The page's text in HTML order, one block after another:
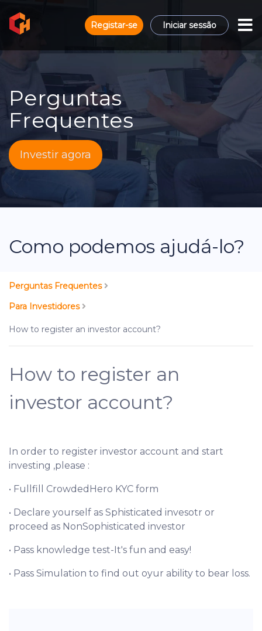
Registar-se Iniciar sessão
Perguntas
Frequentes
Investir agora
Como podemos ajudá-lo?
Perguntas Frequentes
Para Investidores
How to register an investor account?
How to register an
investor account?
In order to register investor account and start
investing ,please :
• Fullfill CrowdedHero KYC form
• Declare yourself as Sphisticated invesotr or
proceed as NonSophisticated investor
• Pass knowledge test-It's fun and easy!
• Pass Simulation to find out oyur ability to bear loss.